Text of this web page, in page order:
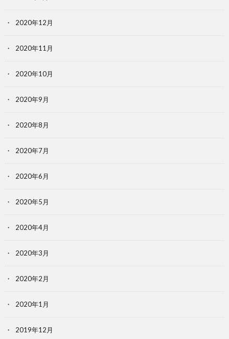
2020年12月
2020年11月
2020年10月
2020年9月
2020年8月
2020年7月
2020年6月
2020年5月
2020年4月
2020年3月
2020年2月
2020年1月
2019年12月